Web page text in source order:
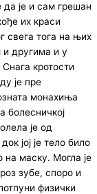
да је и сам грешан
их краси
свега тога на њих
и другима и у
кротости
је пре
монахиња
болесничкој
је од
јој је тело било
на маску. Могла је
зубе, споро и
физички